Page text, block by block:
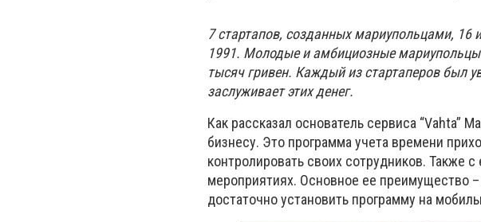
7 стартапов, созданных мариупольцами, 16
1991. Молодые и амбициозные
тысяч гривен. Каждый из стартаперов был
заслуживает этих денег.
Как рассказал основатель сервиса “Vahta”
бизнесу. Это программа учета времени
контролировать своих сотрудников. Также
мероприятиях. Основное ее преимущество
достаточно установить программу на